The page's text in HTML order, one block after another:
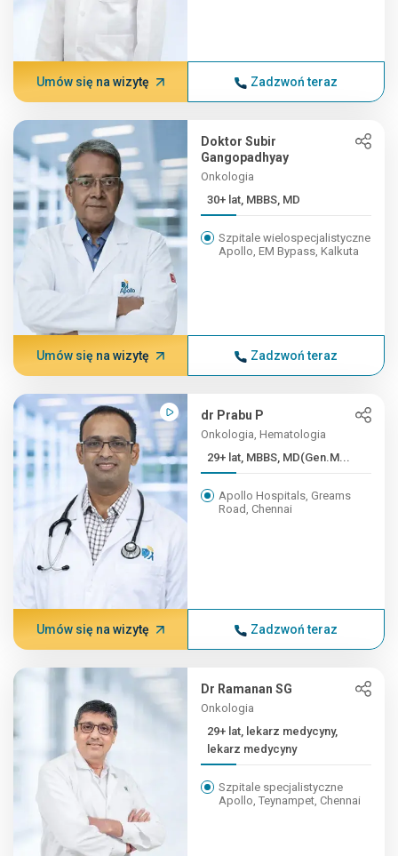
Umów się na wizytę Zadzwoń teraz
Doktor Subir
Gangopadhyay
Onkologia
30+ lat, MBBS, MD
Szpitale wielospecjalistyczne
Apollo, EM Bypass, Kalkuta
Umów się na wizytę Zadzwoń teraz
dr Prabu P
Onkologia, Hematologia
29+ lat, MBBS, MD(Gen.M...
Apollo Hospitals, Greams
Road, Chennai
Umów się na wizytę Zadzwoń teraz
Dr Ramanan SG
Onkologia
29+ lat, lekarz medycyny,
lekarz medycyny
Szpitale specjalistyczne
Apollo, Teynampet, Chennai